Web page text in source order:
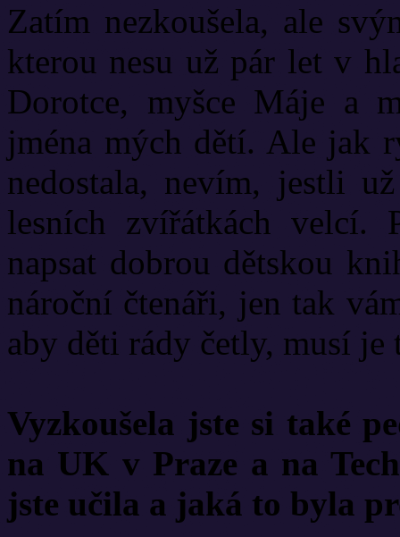
Zatím nezkoušela, ale
kterou nesu už pár let v
Dorotce, myšce Máje a
jména mých dětí. Ale jak
nedostala, nevím, jestli
lesních zvířátkách velcí.
napsat dobrou dětskou
nároční čtenáři, jen tak
aby děti rády četly, musí
Vyzkoušela jste si také
na UK v Praze a na
jste učila a jaká to byla